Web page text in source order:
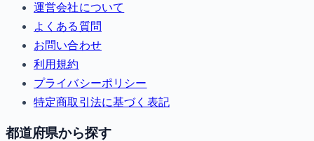
運営会社について
よくある質問
お問い合わせ
利用規約
プライバシーポリシー
特定商取引法に基づく表記
都道府県から探す